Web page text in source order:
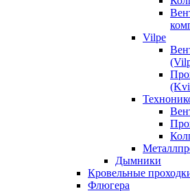
Vilpe
Дымники
Кровельные
Флюгера